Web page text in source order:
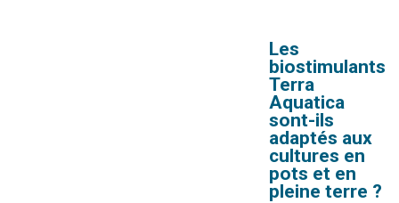
Les
biostimulants
Terra
Aquatica
sont-ils
adaptés aux
cultures en
pots et en
pleine terre ?